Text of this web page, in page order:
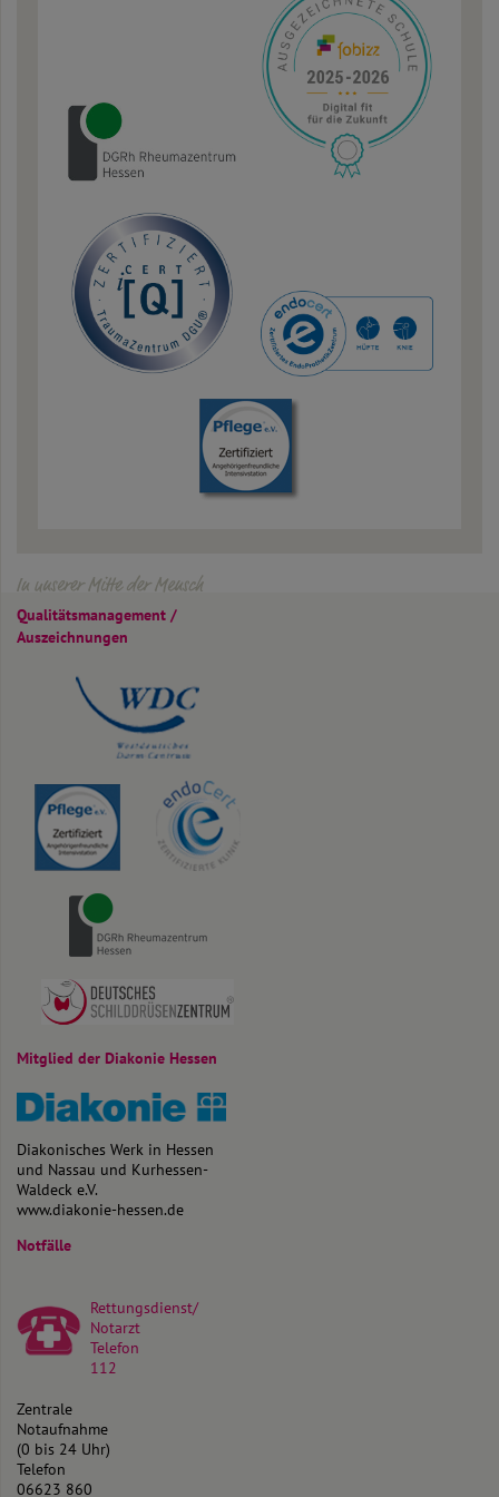
Qualitäts­management /
Auszeichnungen
Mitglied der Diakonie Hessen
Diakonisches Werk in Hessen
und Nassau und Kurhessen-
Waldeck e.V.
www.diakonie-hessen.de
Notfälle
Rettungsdienst/
Notarzt
Telefon
112
Zentrale
Notaufnahme
(0 bis 24 Uhr)
Telefon
06623 860